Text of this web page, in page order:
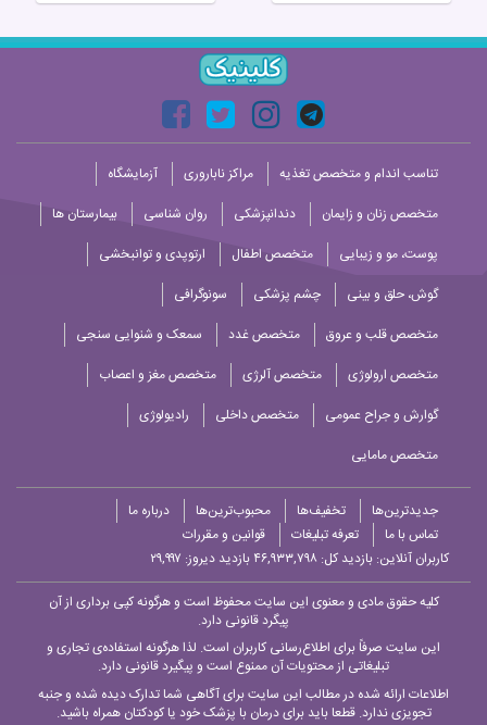
تناسب اندام و متخصص تغذیه مراکز ناباروری
آزمایشگاه
متخصص زنان و زایمان
دندانپزشکی روان شناسی
بیمارستان ها
پوست، مو و زیبایی
متخصص اطفال
ارتوپدی و توانبخشی
گوش، حلق و بینی
چشم پزشکی
سونوگرافی
متخصص قلب و عروق
متخصص غدد
سمعک و شنوایی سنجی
متخصص ارولوژی
متخصص آلرژی
متخصص مغز و اعصاب
گوارش و جراح عمومی
متخصص داخلی
رادیولوژی
متخصص مامایی
جدیدترین‌ها تخفیف‌ها محبوب‌ترین‌ها
درباره ما
تماس با ما
تعرفه تبلیغات
قوانین و مقررات
کاربران آنلاین: بازدید کل: ۴۶,۹۳۳,۷۹۸
بازدید دیروز: ۲۹,۹۹۷
کلیه حقوق مادی و معنوی این سایت محفوظ است و هرگونه کپی برداری از آن
پیگرد قانونی دارد.
این سایت صرفاً برای اطلاع‌رسانی کاربران است. لذا هرگونه استفاده‌ی تجاری و
تبلیغاتی از محتویات آن ممنوع است و پیگیرد قانونی دارد.
اطلاعات ارائه شده در مطالب این سایت برای آگاهی شما تدارک دیده شده و جنبه
تجویزی ندارد. قطعا باید برای درمان با پزشک خود یا کودکتان همراه باشید.